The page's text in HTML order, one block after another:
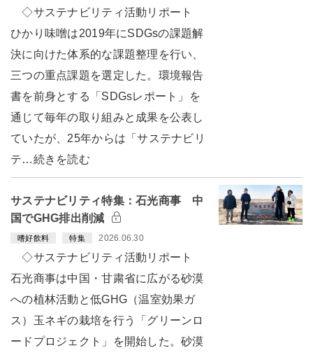
◇サステナビリティ活動リポート
ひかり味噌は2019年にSDGsの課題解
決に向けた体系的な課題整理を行い、
三つの重点課題を選定した。環境報告
書を前身とする「SDGsレポート」を
通じて毎年の取り組みと成果を公表し
ていたが、25年からは「サステナビリ
テ…続きを読む
サステナビリティ特集：石光商事 中
国でGHG排出削減
嗜好飲料 特集 2026.06.30
◇サステナビリティ活動リポート
石光商事は中国・甘粛省に広がる砂漠
への植林活動と低GHG（温室効果ガ
ス）玉ネギの栽培を行う「グリーンロ
ードプロジェクト」を開始した。砂漠